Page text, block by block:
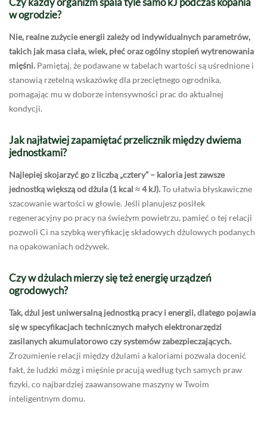
w ogrodzie?
Nie, realne zużycie energii zależy od indywidualnych parametrów,
takich jak masa ciała, wiek, płeć oraz ogólny stopień wytrenowania
mięśni. Pamiętaj, że podawane w tabelach wartości są uśrednione i
stanowią rzetelną wskazówkę dla przeciętnego ogrodnika,
pomagając mu w doborze intensywności prac do aktualnej
kondycji.
Jak najłatwiej zapamiętać przelicznik między dwiema
jednostkami?
Najlepiej skojarzyć go z liczbą „cztery” – kaloria jest zawsze
jednostką większą od dżula (1 kcal ≈ 4 kJ).To ułatwia błyskawiczne
szacowanie wartości w głowie. Jeśli planujesz posiłek
regeneracyjny po pracy na świeżym powietrzu, pamięć o tej relacji
pozwoli Ci na szybką weryfikację składowych dżulowych podanych
na opakowaniach odżywek.
Czy w dżulach mierzy się też energię urządzeń
ogrodowych?
Tak, dżul jest uniwersalną jednostką pracy i energii, dlatego pojawia
się w specyfikacjach technicznych małych elektronarzędzi
zasilanych akumulatorowo czy systemów zabezpieczających.
Zrozumienie relacji między dżulami a kaloriami pozwala docenić
fakt, że ludzki mózg i mięśnie pracują według tych samych praw
fizyki, co najbardziej zaawansowane maszyny w Twoim
inteligentnym domu.